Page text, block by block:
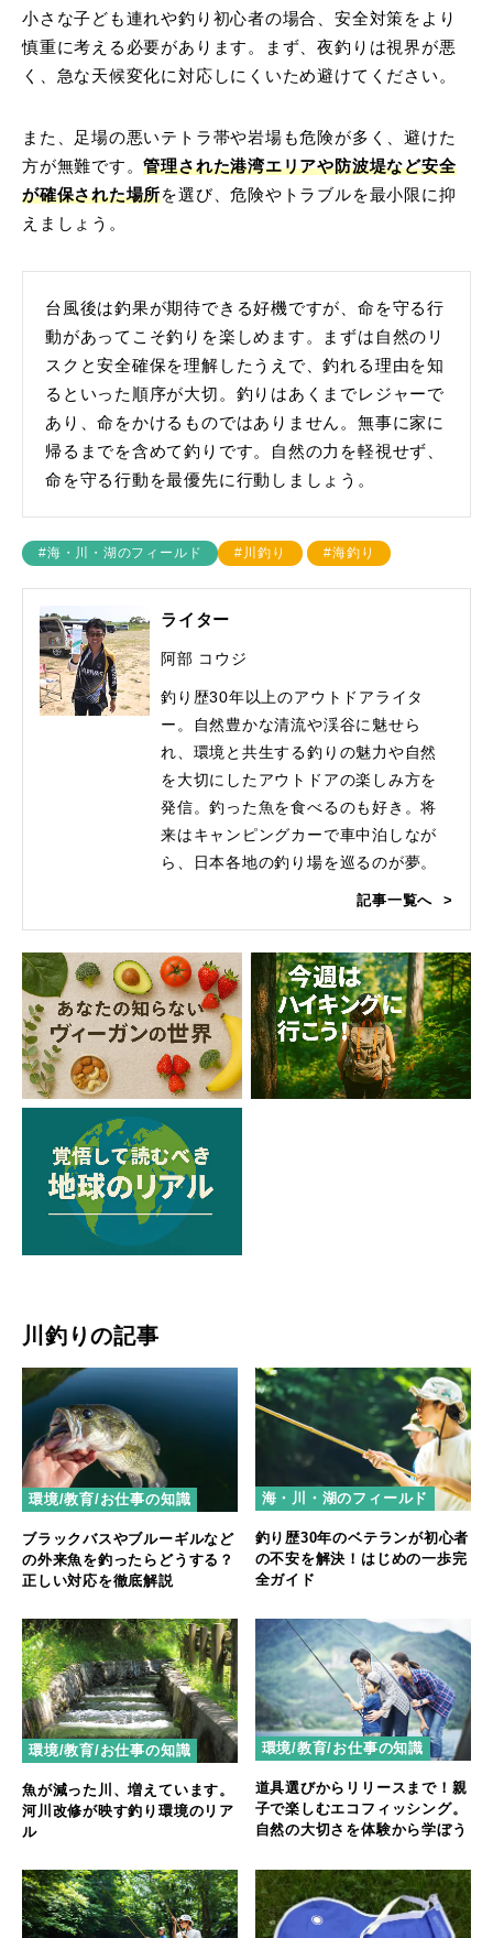
小さな子ども連れや釣り初心者の場合、安全対策をより
慎重に考える必要があります。まず、夜釣りは視界が悪
く、急な天候変化に対応しにくいため避けてください。
また、足場の悪いテトラ帯や岩場も危険が多く、避けた
方が無難です。管理された港湾エリアや防波堤など安全
が確保された場所を選び、危険やトラブルを最小限に抑
えましょう。
台風後は釣果が期待できる好機ですが、命を守る行
動があってこそ釣りを楽しめます。まずは自然のリ
スクと安全確保を理解したうえで、釣れる理由を知
るといった順序が大切。釣りはあくまでレジャーで
あり、命をかけるものではありません。無事に家に
帰るまでを含めて釣りです。自然の力を軽視せず、
命を守る行動を最優先に行動しましょう。
#海・川・湖のフィールド #川釣り #海釣り
ライター
阿部 コウジ
釣り歴30年以上のアウトドアライタ
ー。自然豊かな清流や渓谷に魅せら
れ、環境と共生する釣りの魅力や自然
を大切にしたアウトドアの楽しみ方を
発信。釣った魚を食べるのも好き。将
来はキャンピングカーで車中泊しなが
ら、日本各地の釣り場を巡るのが夢。
記事一覧へ
川釣りの記事
環境/教育/お仕事の知識
ブラックバスやブルーギルなど
の外来魚を釣ったらどうする？
正しい対応を徹底解説
海・川・湖のフィールド
釣り歴30年のベテランが初心者
の不安を解決！はじめの一歩完
全ガイド
環境/教育/お仕事の知識
魚が減った川、増えています。
河川改修が映す釣り環境のリア
ル
環境/教育/お仕事の知識
道具選びからリリースまで！親
子で楽しむエコフィッシング。
自然の大切さを体験から学ぼう